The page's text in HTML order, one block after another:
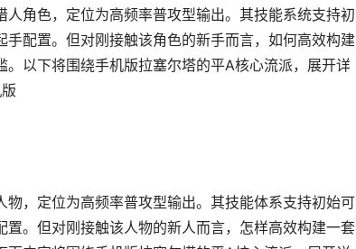
角色，定位为高频率普攻型输出。其技能系统支持初
配置。但对刚接触该角色的新手而言，如何高效构建
以下将围绕手机版拉塞尔塔的平A核心流派，展开详
，定位为高频率普攻型输出。其技能体系支持初始可
。但对刚接触该人物的新人而言，怎样高效构建一套